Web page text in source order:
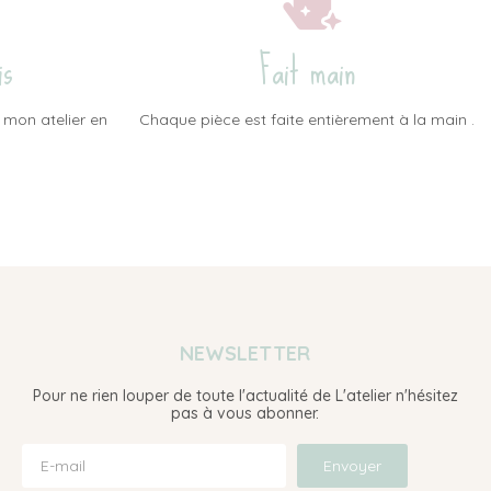
atelier en
Fait main
Chaque pièce est faite entièrement à la main .
NEWSLETTER
Pour ne rien louper de toute l'actualité de L'atelier n'hésitez
pas à vous abonner.
Envoyer